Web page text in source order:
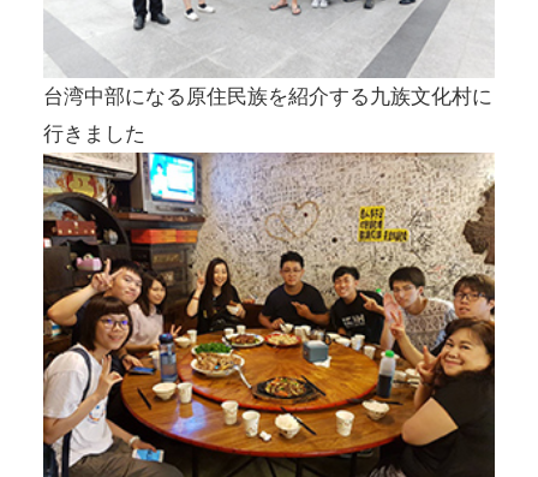
台湾中部になる原住民族を紹介する九族文化村に
行きました